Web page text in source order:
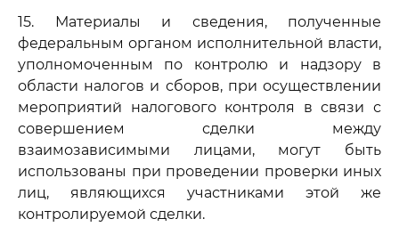
15. Материалы и сведения, полученные
федеральным органом исполнительной власти,
уполномоченным по контролю и надзору в
области налогов и сборов, при осуществлении
мероприятий налогового контроля в связи с
совершением сделки между
взаимозависимыми лицами, могут быть
использованы при проведении проверки иных
лиц, являющихся участниками этой же
контролируемой сделки.